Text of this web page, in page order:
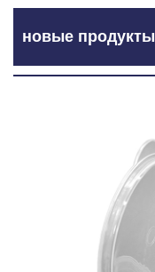
новые продукты